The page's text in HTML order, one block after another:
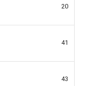
20
41
43